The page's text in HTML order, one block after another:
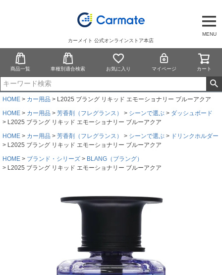
MENU
カーメイト 公式オンラインストア本店
商品一覧 車種別適合検索 お気に入り マイページ カート
HOME カー用品
L2025 ブラング リキッド エモーショナリー ブルーアクア
HOME
カー用品 芳香剤（フレグランス） シーンで選ぶ
ダッシュボード
L2025 ブラング リキッド エモーショナリー ブルーアクア
HOME
カー用品 芳香剤（フレグランス） シーンで選ぶ
ドリンクホルダー
L2025 ブラング リキッド エモーショナリー ブルーアクア
HOME
ブランド・シリーズ
BLANG（ブラング）
L2025 ブラング リキッド エモーショナリー ブルーアクア